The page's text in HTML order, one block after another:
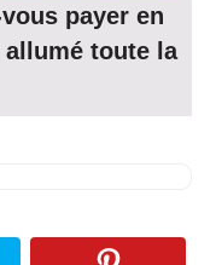
payer en
toute la